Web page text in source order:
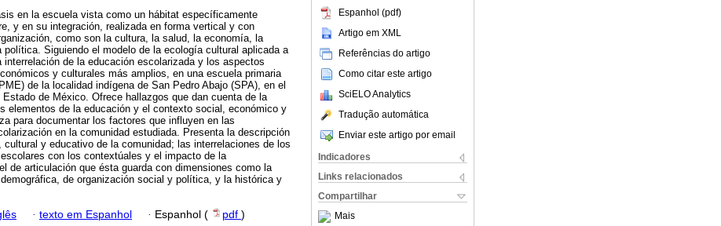
Espanhol (pdf)
Artigo em XML
Referências do artigo
Como citar este artigo
SciELO Analytics
Tradução automática
Enviar este artigo por email
Indicadores
Links relacionados
Compartilhar
Mais
en la escuela vista como un hábitat específicamente
y en su integración, realizada en forma vertical y con
como son la cultura, la salud, la economía, la
Siguiendo el modelo de la ecología cultural aplicada a
interrelación de la educación escolarizada y los aspectos
y culturales más amplios, en una escuela primaria
de la localidad indígena de San Pedro Abajo (SPA), en el
de México. Ofrece hallazgos que dan cuenta de la
elementos de la educación y el contexto social, económico y
para documentar los factores que influyen en las
en la comunidad estudiada. Presenta la descripción
y educativo de la comunidad; las interrelaciones de los
con los contextúales y el impacto de la
de articulación que ésta guarda con dimensiones como la
de organización social y política, y la histórica y
· texto em Espanhol · Espanhol ( pdf )